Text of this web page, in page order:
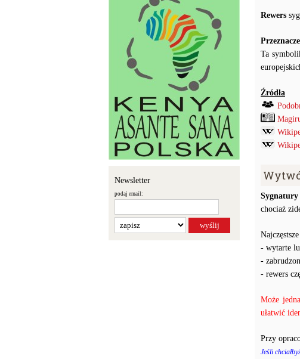
Newsletter
podaj email:
Rewers
Ta
Źródła
chociaż
- wytarte
-
- rewers
Może
ułatwić
Przy
Jeśli